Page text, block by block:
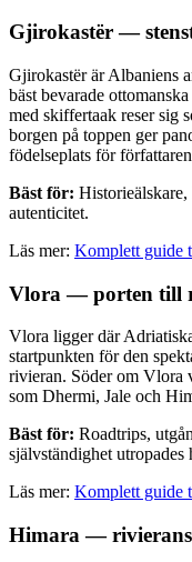
Gjirokastër —
Gjirokastër är Albaniens
bäst bevarade
med skiffertaak reser sig
borgen på toppen ger
födelseplats för
Bäst för: Historieälskare,
autenticitet.
Läs mer: Komplett guide
Vlora — porten till
Vlora ligger där
startpunkten för den
rivieran. Söder om Vlora
som Dhermi, Jale och
Bäst för: Roadtrips,
självständighet utropades
Läs mer: Komplett guide
Himara —